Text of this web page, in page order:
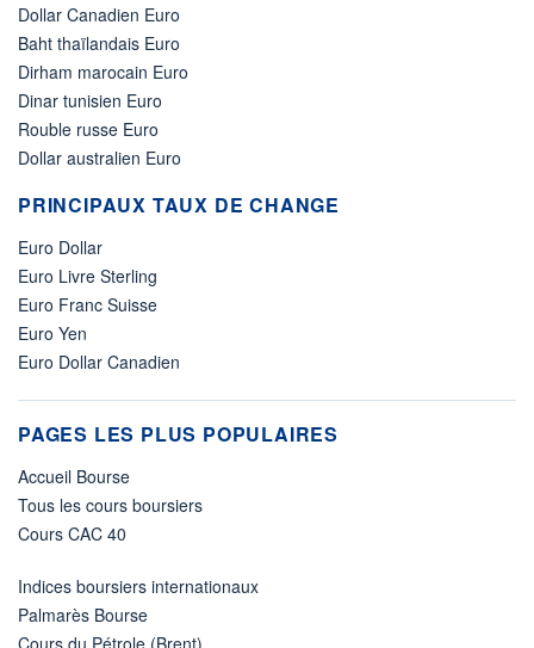
Dollar Canadien Euro
Baht thaïlandais Euro
Dirham marocain Euro
Dinar tunisien Euro
Rouble russe Euro
Dollar australien Euro
PRINCIPAUX TAUX DE CHANGE
Euro Dollar
Euro Livre Sterling
Euro Franc Suisse
Euro Yen
Euro Dollar Canadien
PAGES LES PLUS POPULAIRES
Accueil Bourse
Tous les cours boursiers
Cours CAC 40
Indices boursiers internationaux
Palmarès Bourse
Cours du Pétrole (Brent)